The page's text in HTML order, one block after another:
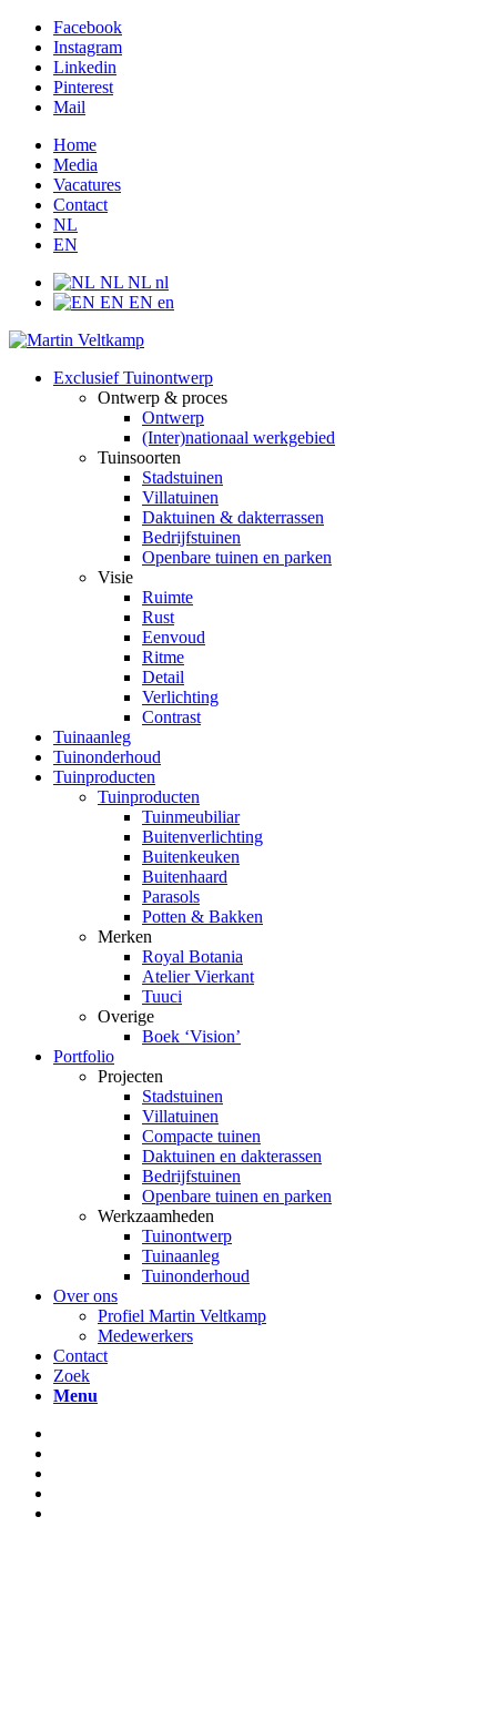
Facebook
Instagram
Linkedin
Pinterest
Mail
Home
Media
Vacatures
Contact
NL
EN
NL NL nl
EN EN en
Exclusief Tuinontwerp
Ontwerp & proces
Ontwerp
(Inter)nationaal werkgebied
Tuinsoorten
Stadstuinen
Villatuinen
Daktuinen & dakterrassen
Bedrijfstuinen
Openbare tuinen en parken
Visie
Ruimte
Rust
Eenvoud
Ritme
Detail
Verlichting
Contrast
Tuinaanleg
Tuinonderhoud
Tuinproducten
Tuinproducten
Tuinmeubiliar
Buitenverlichting
Buitenkeuken
Buitenhaard
Parasols
Potten & Bakken
Merken
Royal Botania
Atelier Vierkant
Tuuci
Overige
Boek ‘Vision’
Portfolio
Projecten
Stadstuinen
Villatuinen
Compacte tuinen
Daktuinen en dakterassen
Bedrijfstuinen
Openbare tuinen en parken
Werkzaamheden
Tuinontwerp
Tuinaanleg
Tuinonderhoud
Over ons
Profiel Martin Veltkamp
Medewerkers
Contact
Zoek
Menu